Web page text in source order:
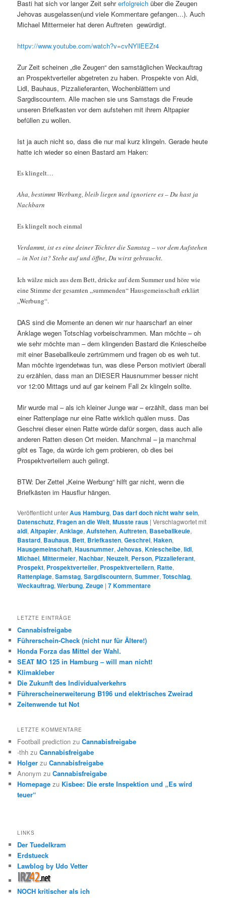
Basti hat sich vor langer Zeit sehrerfolgreich über die Zeugen
Jehovas ausgelassen(und viele Kommentare gefangen…). Auch
Michael Mittermeier hat deren Auftreten gewürdigt.
httpv://www.youtube.com/watch?v=cvNYllEEZr4
Zur Zeit scheinen „die Zeugen“ den samstäglichen Weckauftrag
an Prospektverteiler abgetreten zu haben. Prospekte von Aldi,
Lidl, Bauhaus, Pizzalieferanten, Wochenblättern und
Sargdiscountern. Alle machen sie uns Samstags die Freude
unseren Briefkasten vor dem aufstehen mit ihrem Altpapier
befüllen zu wollen.
Ist ja auch nicht so, dass die nur mal kurz klingeln. Gerade heute
hatte ich wieder so einen Bastard am Haken:
Es klingelt…
Aha, bestimmt Werbung, bleib liegen und ignoriere es – Du hast ja
Nachbarn
Es klingelt noch einmal
Verdammt, ist es eine deiner Töchter die Samstag – vor dem Aufstehen
– in Not ist? Stehe auf und öffne, Du wirst gebraucht.
Ich wälze mich aus dem Bett, drücke auf dem Summer und höre wie
eine Stimme der gesamten „summenden“ Hausgemeinschaft erklärt
„Werbung“.
DAS sind die Momente an denen wir nur haarscharf an einer
Anklage wegen Totschlag vorbeischrammen. Man möchte – oh
wie sehr möchte man – dem klingenden Bastard die Kniescheibe
mit einer Baseballkeule zertrümmern und fragen ob es weh tut.
Man möchte irgendetwas tun, was diese Person motiviert überall
zu erzählen, dass man an DIESER Hausnummer besser nicht
vor 12:00 Mittags und auf gar keinem Fall 2x klingeln sollte.
Mir wurde mal – als ich kleiner Junge war – erzählt, dass man bei
einer Rattenplage nur eine Ratte wirklich quälen muss. Das
Geschrei dieser einen Ratte würde dafür sorgen, dass auch alle
anderen Ratten diesen Ort meiden. Manchmal – ja manchmal
gibt es Tage, da würde ich gern probieren, ob dies bei
Prospektverteilern auch gelingt.
BTW: Der Zettel „Keine Werbung“ hilft gar nicht, wenn die
Briefkästen im Hausflur hängen.
Veröffentlicht unterAus Hamburg, Das darf doch nicht wahr sein,
Datenschutz,Fragen an die Welt,Musste raus |Verschlagwortet mit
aldi,Altpapier,Anklage,Aufstehen,Auftreten, Baseballkeule,
Bastard, Bauhaus, Bett, Briefkasten,Geschrei,Haken,
Hausgemeinschaft,Hausnummer,Jehovas,Kniescheibe,lidl,
Michael,Mittermeier,Nachbar,Neuzeit, Person, Pizzalieferant,
Prospekt, Prospektverteiler, Prospektverteilern, Ratte,
Rattenplage,Samstag,Sargdiscountern,Summer,Totschlag,
Weckauftrag,Werbung,Zeuge |7Kommentare
LETZTE EINTRÄGE
Cannabisfreigabe
Führerschein-Check (nicht nur für Ältere!)
Honda Forza das Mittel der Wahl.
SEAT MO 125 in Hamburg – will man nicht!
Klimakleber
Die Zukunft des Individualverkehrs
Führerscheinerweiterung B196 und elektrisches Zweirad
Zeitenwende tut Not
LETZTE KOMMENTARE
Football prediction zuCannabisfreigabe
-thh zuCannabisfreigabe
Holger zuCannabisfreigabe
Anonym zuCannabisfreigabe
Homepage zu Kisbee: Die erste Inspektion und „Es wird
teuer“
LINKS
Der Tuedelkram
Erdstueck
Lawblog by Udo Vetter
NOCH kritischer als ich